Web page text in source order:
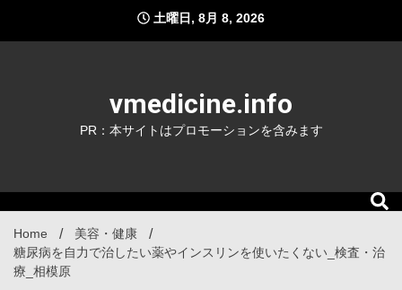
content
土曜日, 8月 8, 2026
vmedicine.info
PR：本サイトはプロモーションを含みます
Home
美容・健康
糖尿病を自力で治したい薬やインスリンを使いたくない_検査・治
療_相模原